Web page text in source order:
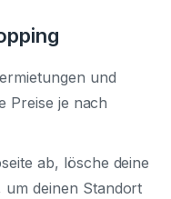
und
Preise je nach
ab, lösche deine
um deinen Standort